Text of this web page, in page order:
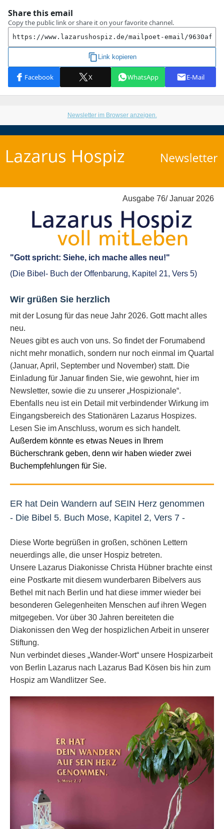
Newsletter im Browser anzeigen.
Ausgabe 76/ Januar 2026
"Gott spricht: Siehe, ich mache alles neu!"
(Die Bibel- Buch der Offenbarung, Kapitel 21, Vers 5)
Wir grüßen Sie herzlich
mit der Losung für das neue Jahr 2026. Gott macht alles
neu.
Neues gibt es auch von uns. So findet der Forumabend
nicht mehr monatlich, sondern nur noch einmal im Quartal
(Januar, April, September und November) statt. Die
Einladung für Januar finden Sie, wie gewohnt, hier im
Newsletter, sowie die zu unserer „Hospizionale“.
Ebenfalls neu ist ein Detail mit verbindender Wirkung im
Eingangsbereich des Stationären Lazarus Hospizes.
Lesen Sie im Anschluss, worum es sich handelt.
Außerdem könnte es etwas Neues in Ihrem
Bücherschrank geben, denn wir haben wieder zwei
Buchempfehlungen für Sie.
ER hat Dein Wandern auf SEIN Herz genommen
- Die Bibel 5. Buch Mose, Kapitel 2, Vers 7 -
Diese Worte begrüßen in großen, schönen Lettern
neuerdings alle, die unser Hospiz betreten.
Unsere Lazarus Diakonisse Christa Hübner brachte einst
eine Postkarte mit diesem wunderbaren Bibelvers aus
Bethel mit nach Berlin und hat diese immer wieder bei
besonderen Gelegenheiten Menschen auf ihren Wegen
mitgegeben. Vor über 30 Jahren bereiteten die
Diakonissen den Weg der hospizlichen Arbeit in unserer
Stiftung.
Nun verbindet dieses „Wander-Wort“ unsere Hospizarbeit
von Berlin Lazarus nach Lazarus Bad Kösen bis hin zum
Hospiz am Wandlitzer See.